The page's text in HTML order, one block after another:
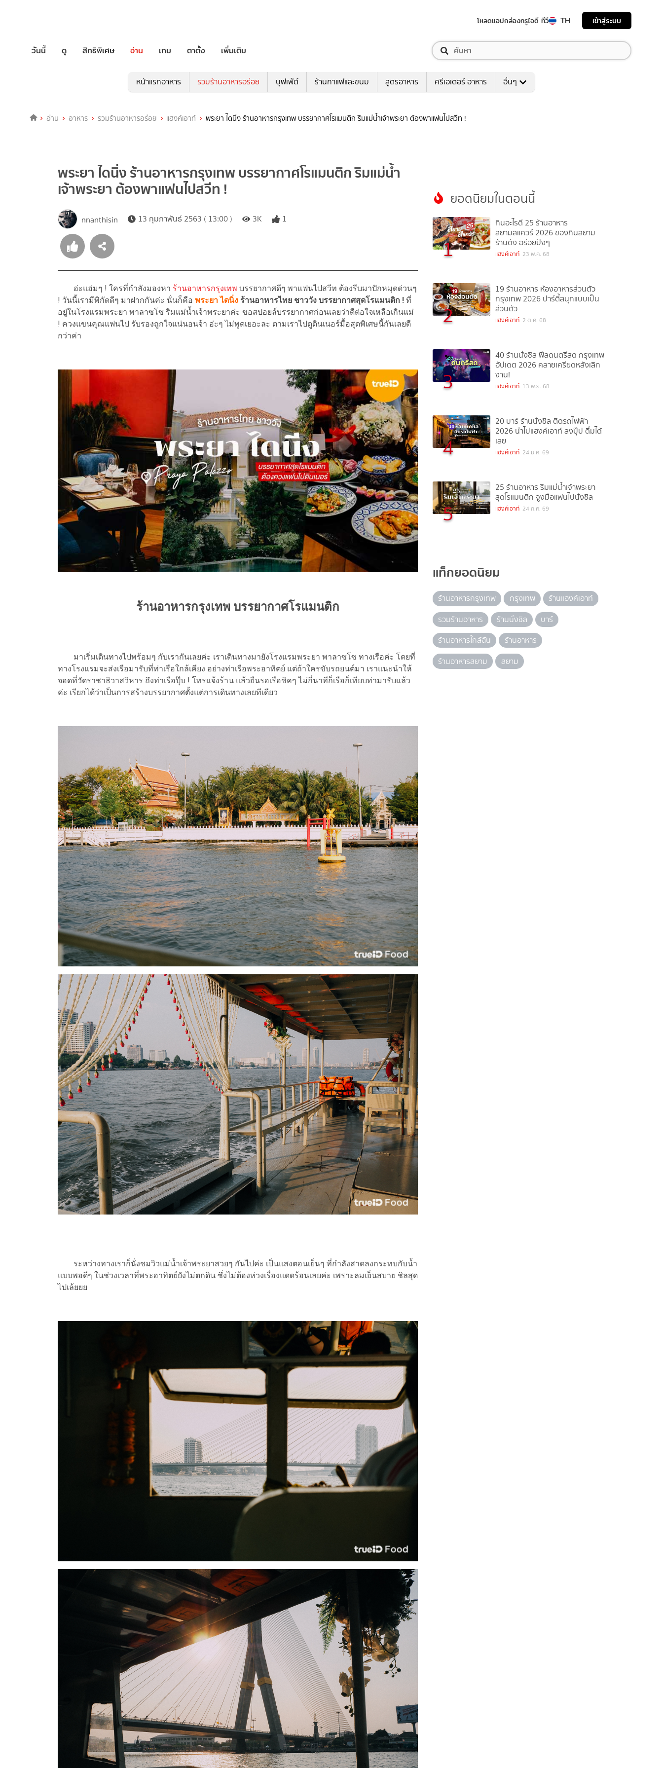
โหลดแอปกล่องทรูไอดี ทีวี TH เข้าสู่ระบบ
วันนี้ ดู สิทธิพิเศษ อ่าน เกม ตาตั้ง เพิ่มเติม
หน้าแรกอาหาร รวมร้านอาหารอร่อย บุฟเฟ่ต์ ร้านกาแฟและขนม สูตรอาหาร ครีเอเตอร์ อาหาร อื่นๆ
อ่าน อาหาร รวมร้านอาหารอร่อย แฮงค์เอาท์ พระยา ไดนิ่ง ร้านอาหารกรุงเทพ บรรยากาศโรแมนติก ริมแม่น้ำเจ้าพระยา ต้องพาแฟนไปสวีท !
พระยา ไดนิ่ง ร้านอาหารกรุงเทพ บรรยากาศโรแมนติก ริมแม่น้ำ
เจ้าพระยา ต้องพาแฟนไปสวีท !
nnanthisin 13 กุมภาพันธ์ 2563 ( 13:00 ) 3K 1
อ่ะแฮ่มๆ ! ใครที่กำลังมองหา ร้านอาหารกรุงเทพ บรรยากาศดีๆ พาแฟนไปสวีท ต้องรีบมาปักหมุดด่วนๆ
! วันนี้เรามีพิกัดดีๆ มาฝากกันค่ะ นั่นก็คือ พระยา ไดนิ่ง ร้านอาหารไทย ชาววัง บรรยากาศสุดโรแมนติก ! ที่
อยู่ในโรงแรมพระยา พาลาซโซ ริมแม่น้ำเจ้าพระยาค่ะ ขอสปอยล์บรรยากาศก่อนเลยว่าดีต่อใจเหลือเกินแม่
! ควงแขนคุณแฟนไป รับรองถูกใจแน่นอนจ้า อ่ะๆ ไม่พูดเยอะละ ตามเราไปดูดินเนอร์มื้อสุดพิเศษนี้กันเลยดี
กว่าค่า
ร้านอาหารกรุงเทพ บรรยากาศโรแมนติก
มาเริ่มเดินทางไปพร้อมๆ กับเรากันเลยค่ะ เราเดินทางมายังโรงแรมพระยา พาลาซโซ ทางเรือค่ะ โดยที่
ทางโรงแรมจะส่งเรือมารับที่ท่าเรือใกล้เคียง อย่างท่าเรือพระอาทิตย์ แต่ถ้าใครขับรถยนต์มา เราแนะนำให้
จอดที่วัดราชาธิวาสวิหาร ถึงท่าเรือปุ๊บ ! โทรแจ้งร้าน แล้วยืนรอเรือชิคๆ ไม่กี่นาทีก็เรือก็เทียบท่ามารับแล้ว
ค่ะ เรียกได้ว่าเป็นการสร้างบรรยากาศตั้งแต่การเดินทางเลยทีเดียว
ระหว่างทางเราก็นั่งชมวิวแม่น้ำเจ้าพระยาสวยๆ กันไปค่ะ เป็นแสงตอนเย็นๆ ที่กำลังสาดลงกระทบกับน้ำ
แบบพอดีๆ ในช่วงเวลาที่พระอาทิตย์ยังไม่ตกดิน ซึ่งไม่ต้องห่วงเรื่องแดดร้อนเลยค่ะ เพราะลมเย็นสบาย ชิลสุด
ไปเล้ยยย
ยอดนิยมในตอนนี้
1
กินอะไรดี 25 ร้านอาหาร
สยามสแควร์ 2026 ของกินสยาม
ร้านดัง อร่อยปังๆ
แฮงค์เอาท์ 23 พ.ค. 68
2
19 ร้านอาหาร ห้องอาหารส่วนตัว
กรุงเทพ 2026 ปาร์ตี้สนุกแบบเป็น
ส่วนตัว
แฮงค์เอาท์ 2 ต.ค. 68
3
40 ร้านนั่งชิล ฟีลดนตรีสด กรุงเทพ
อัปเดต 2026 คลายเครียดหลังเลิก
งาน!
แฮงค์เอาท์ 13 พ.ย. 68
4
20 บาร์ ร้านนั่งชิล ติดรถไฟฟ้า
2026 น่าไปแฮงค์เอาท์ ลงปุ๊ป ดื่มได้
เลย
แฮงค์เอาท์ 24 ม.ค. 69
5
25 ร้านอาหาร ริมแม่น้ำเจ้าพระยา
สุดโรแมนติก จูงมือแฟนไปนั่งชิล
แฮงค์เอาท์ 24 ก.ค. 69
แท็กยอดนิยม
ร้านอาหารกรุงเทพ กรุงเทพ
ร้านแฮงค์เอาท์
รวมร้านอาหาร
ร้านนั่งชิล
บาร์
ร้านอาหารใกล้ฉัน
ร้านอาหาร
ร้านอาหารสยาม
สยาม